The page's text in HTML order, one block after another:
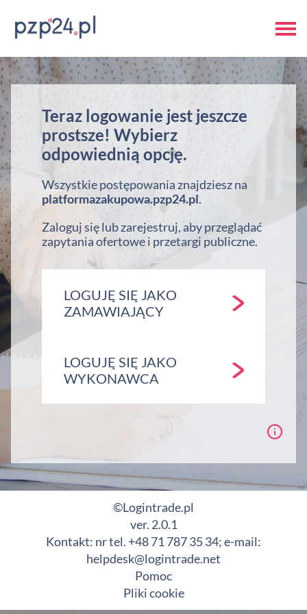
Teraz logowanie jest jeszcze
prostsze! Wybierz
odpowiednią opcję.
Wszystkie postępowania znajdziesz na
platformazakupowa.pzp24.pl.
Zaloguj się lub zarejestruj, aby przeglądać
zapytania ofertowe i przetargi publiczne.
LOGUJĘ SIĘ JAKO
ZAMAWIAJĄCY
LOGUJĘ SIĘ JAKO
WYKONAWCA
©Logintrade.pl
ver. 2.0.1
Kontakt: nr tel. +48 71 787 35 34; e-mail:
helpdesk@logintrade.net
Pomoc
Pliki cookie